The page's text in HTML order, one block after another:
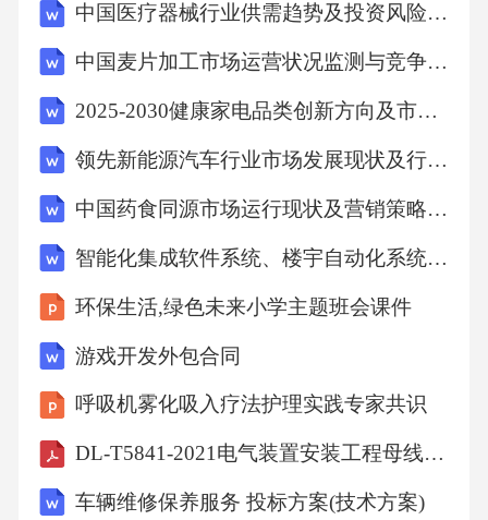
中国医疗器械行业供需趋势及投资风险研究报告
中国麦片加工市场运营状况监测与竞争力策略分析研究报告
2025-2030健康家电品类创新方向及市场营销策略研究
领先新能源汽车行业市场发展现状及行业前景深度研究文献
中国药食同源市场运行现状及营销策略分析研究报告
智能化集成软件系统、楼宇自动化系统(BAS)
环保生活,绿色未来小学主题班会课件
游戏开发外包合同
呼吸机雾化吸入疗法护理实践专家共识
DL-T5841-2021电气装置安装工程母线装置施工及验收规范
车辆维修保养服务 投标方案(技术方案)